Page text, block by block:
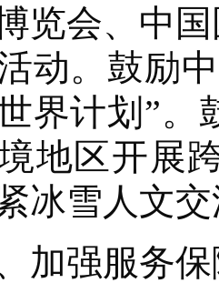
览会、中
动。鼓励
界计划”。
地区开展
冰雪人文
强服务保